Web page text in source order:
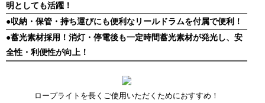
明としても活躍！
●収納・保管・持ち運びにも便利なリールドラムを付属で便利！
●蓄光素材採用！消灯・停電後も一定時間蓄光素材が発光し、安
全性・利便性が向上！
ロープライトを長くご使用いただくためにおすすめ！